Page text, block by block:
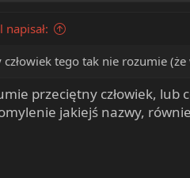
tego tak nie rozumie
przeciętny człowiek, lub
jakiejś nazwy,